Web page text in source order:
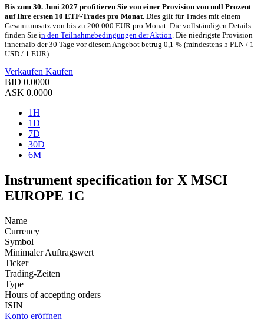
Bis zum 30. Juni 2027 profitieren Sie von einer Provision von null Prozent
auf Ihre ersten 10 ETF-Trades pro Monat. Dies gilt für Trades mit einem
Gesamtumsatz von bis zu 200.000 EUR pro Monat. Die vollständigen Details
finden Sie in den Teilnahmebedingungen der Aktion. Die niedrigste Provision
innerhalb der 30 Tage vor diesem Angebot betrug 0,1 % (mindestens 5 PLN / 1
USD / 1 EUR).
Verkaufen Kaufen
BID 0.0000
ASK 0.0000
1H
1D
7D
30D
6M
Instrument specification for X MSCI
EUROPE 1C
Name
Currency
Symbol
Minimaler Auftragswert
Ticker
Trading-Zeiten
Type
Hours of accepting orders
ISIN
Konto eröffnen